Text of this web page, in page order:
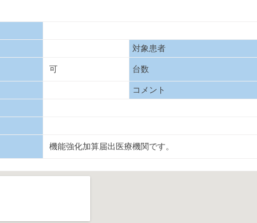
対象患者
可 台数
コメント
機能強化加算届出医療機関です。